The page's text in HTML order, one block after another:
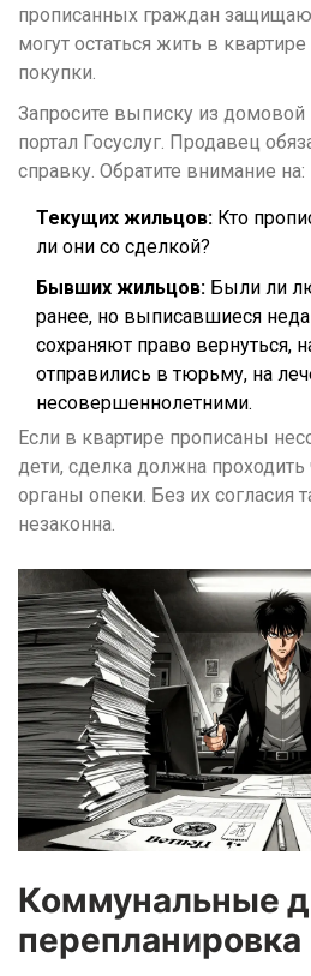
прописанных граждан
могут остаться жить в
покупки.
Запросите выписку из
портал Госуслуг. Продавец
справку. Обратите внимание на:
Текущих жильцов: Кто
ли они со сделкой?
Бывших жильцов: Были ли
ранее, но выписавшиеся
сохраняют право вернуться,
отправились в тюрьму, на
несовершеннолетними.
Если в квартире прописаны
дети, сделка должна проходить
органы опеки. Без их согласия
незаконна.
Коммунальные
перепланировка